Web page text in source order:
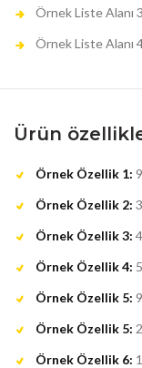
Örnek Liste Alanı 3
Örnek Liste Alanı
Ürün
Örnek Özellik 1:
Örnek Özellik 2:
Örnek Özellik 3:
Örnek Özellik 4:
Örnek Özellik 5:
Örnek Özellik 5:
Örnek Özellik 6: